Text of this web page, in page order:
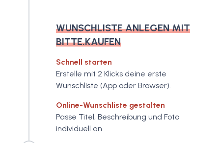
WUNSCHLISTE ANLEGEN MIT
BITTE.KAUFEN
Schnell starten
Erstelle mit 2 Klicks deine erste
Wunschliste (App oder Browser).
Online-Wunschliste gestalten
Passe Titel, Beschreibung und Foto
individuell an.